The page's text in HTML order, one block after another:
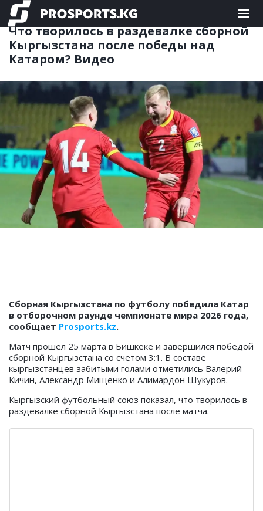
ФУТБОЛ 26.03.2025 13:17
Что творилось в раздевалке сборной
Кыргызстана после победы над
Катаром? Видео
Сборная Кыргызстана по футболу победила Катар
в отборочном раунде чемпионате мира 2026 года,
сообщает Prosports.kz.
Матч прошел 25 марта в Бишкеке и завершился победой
сборной Кыргызстана со счетом 3:1. В составе
кыргызстанцев забитыми голами отметились Валерий
Кичин, Александр Мищенко и Алимардон Шукуров.
Кыргызский футбольный союз показал, что творилось в
раздевалке сборной Кыргызстана после матча.